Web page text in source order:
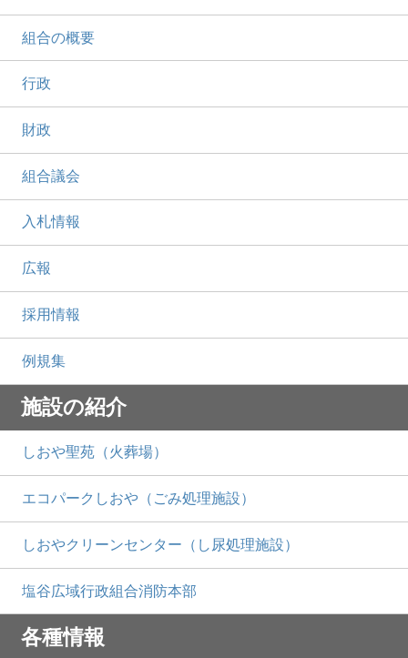
組合の概要
行政
財政
組合議会
入札情報
広報
採用情報
例規集
施設の紹介
しおや聖苑（火葬場）
エコパークしおや（ごみ処理施設）
しおやクリーンセンター（し尿処理施設）
塩谷広域行政組合消防本部
各種情報